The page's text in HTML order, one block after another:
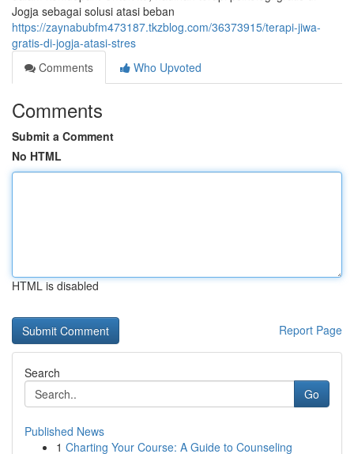
Jogja sebagai solusi atasi beban
https://zaynabubfm473187.tkzblog.com/36373915/terapi-jiwa-
gratis-di-jogja-atasi-stres
Comments
Who Upvoted
Comments
Submit a Comment
No HTML
HTML is disabled
Report Page
Search
Go
Published News
1 Charting Your Course: A Guide to Counseling